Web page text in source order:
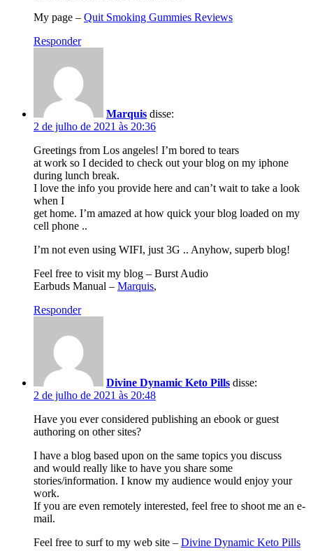
My page – Quit Smoking Gummies Reviews
Responder
Marquis disse:
2 de julho de 2021 às 20:36
Greetings from Los angeles! I’m bored to tears
at work so I decided to check out your blog on my iphone
during lunch break.
I love the info you provide here and can’t wait to take a look
when I
get home. I’m amazed at how quick your blog loaded on my
cell phone ..
I’m not even using WIFI, just 3G .. Anyhow, superb blog!
Feel free to visit my blog – Burst Audio
Earbuds Manual – Marquis,
Responder
Divine Dynamic Keto Pills disse:
2 de julho de 2021 às 20:48
Have you ever considered publishing an ebook or guest
authoring on other sites?
I have a blog based upon on the same topics you discuss
and would really like to have you share some
stories/information. I know my audience would enjoy your
work.
If you are even remotely interested, feel free to shoot me an e-
mail.
Feel free to surf to my web site – Divine Dynamic Keto Pills